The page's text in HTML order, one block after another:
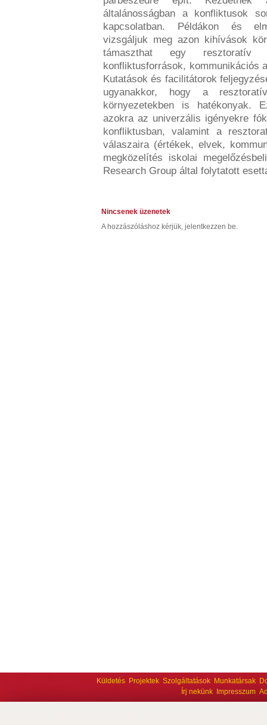
általánosságban a konfliktusok
kapcsolatban. Példákon és
vizsgáljuk meg azon kihívások
támaszthat egy
konfliktusforrások, kommunikációs
Kutatások és facilitátorok
ugyanakkor, hogy a
környezetekben is hatékonyak.
azokra az univerzális igényekre
konfliktusban, valamint a
válaszaira (értékek, elvek,
megközelítés iskolai
Research Group által folytatott
Nincsenek üzenetek
A hozzászóláshoz kérjük, jelentkezzen be.
Küldetés Projektek Szolgáltatások Munkatársak
Írj nekünk
Impresszum